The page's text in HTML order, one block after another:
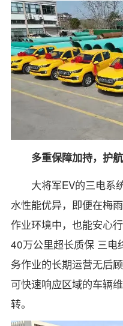
多重保障加持，护
大将军EV的三电系
水性能优异，即便在梅
作业环境中，也能安心
40万公里超长质保 三电
务作业的长期运营无后
可快速响应区域的车辆
转。